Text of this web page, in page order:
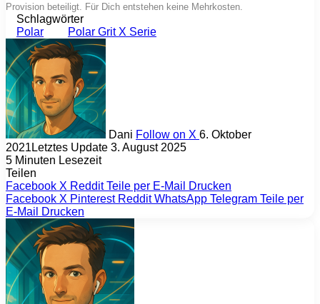
Provision beteiligt. Für Dich entstehen keine Mehrkosten.
Schlagwörter
Polar
Polar Grit X Serie
Dani Follow on X 6. Oktober
2021 Letztes Update 3. August 2025
5 Minuten Lesezeit
Teilen
Facebook X Reddit Teile per E-Mail
Drucken
Facebook X Pinterest Reddit WhatsApp Telegram Teile per
E-Mail
Drucken